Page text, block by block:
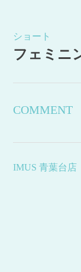
ショート
フェミニ
COMMENT
IMUS 青葉台店